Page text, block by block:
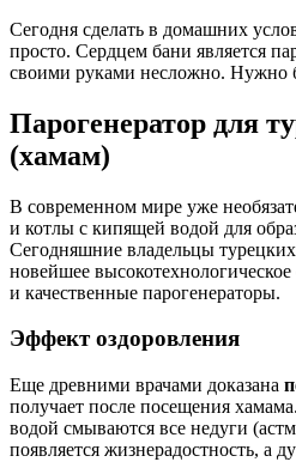
Сегодня сделать в домашних
просто. Сердцем бани является
своими руками несложно. Нужно
Парогенератор для
(хамам)
В современном мире уже
и котлы с кипящей водой для
Сегодняшние владельцы
новейшее
и качественные парогенераторы.
Эффект оздоровления
Еще древними врачами доказана
получает после посещения
водой смываются все недуги
появляется жизнерадостность, а